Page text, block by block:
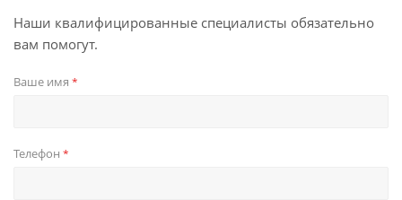
Наши квалифицированные специалисты обязательно
вам помогут.
Ваше имя *
Телефон *